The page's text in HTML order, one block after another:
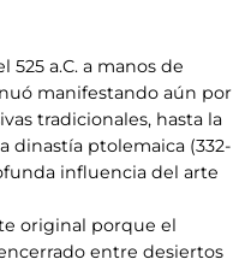
a.C. a manos de
manifestando aún por
tradicionales, hasta la
dinastía ptolemaica (332-
influencia del arte
original porque el
entre desiertos